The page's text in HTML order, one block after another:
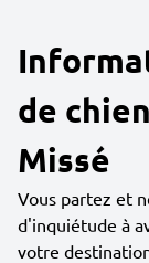
de
Missé
Vous partez et
d'inquiétude à
votre